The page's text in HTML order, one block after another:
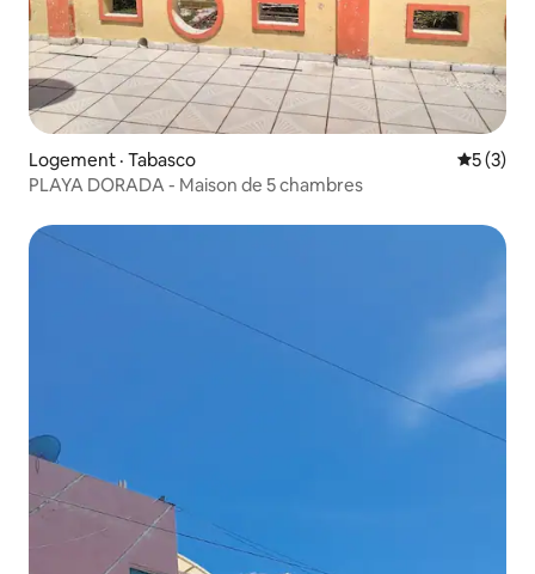
Logement · Tabasco Note
5 (3)
PLAYA DORADA - Maison de 5 chambres